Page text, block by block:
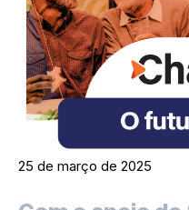
25 de março de 2025